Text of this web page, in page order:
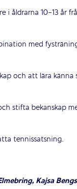
i åldrarna 10-13 år
med
och att lära känna
stifta bekanskap
tennissatsning.
Kajsa